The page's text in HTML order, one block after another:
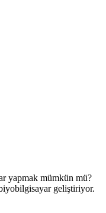
yapmak mümkün mü?
geliştiriyor.